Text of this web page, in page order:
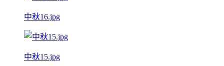
中秋16.jpg
中秋15.jpg